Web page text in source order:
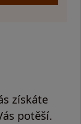
získáte
potěší.